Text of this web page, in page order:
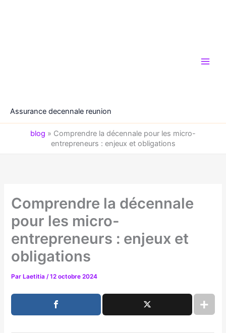
Assurance decennale reunion
blog » Comprendre la décennale pour les micro-
entrepreneurs : enjeux et obligations
Comprendre la décennale
pour les micro-
entrepreneurs : enjeux et
obligations
Par Laetitia/12 octobre 2024